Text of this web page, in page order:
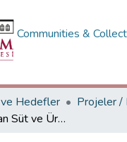
Communities &
Hedefler
Projeler /
Piyasada Satılan Süt ve Ürünlerinde Koliform Bakteri Varlığının Araştırılması